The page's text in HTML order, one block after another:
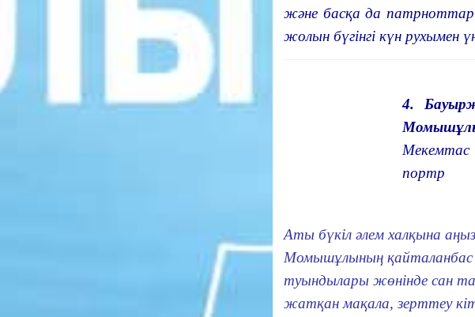
және басқа да
жолын бүгінгі күн рухымен
4.
портр
Аты бүкіл әлем халқына
Момышұлының
туындылары жөнінде сан
жатқан мақала, зерттеу